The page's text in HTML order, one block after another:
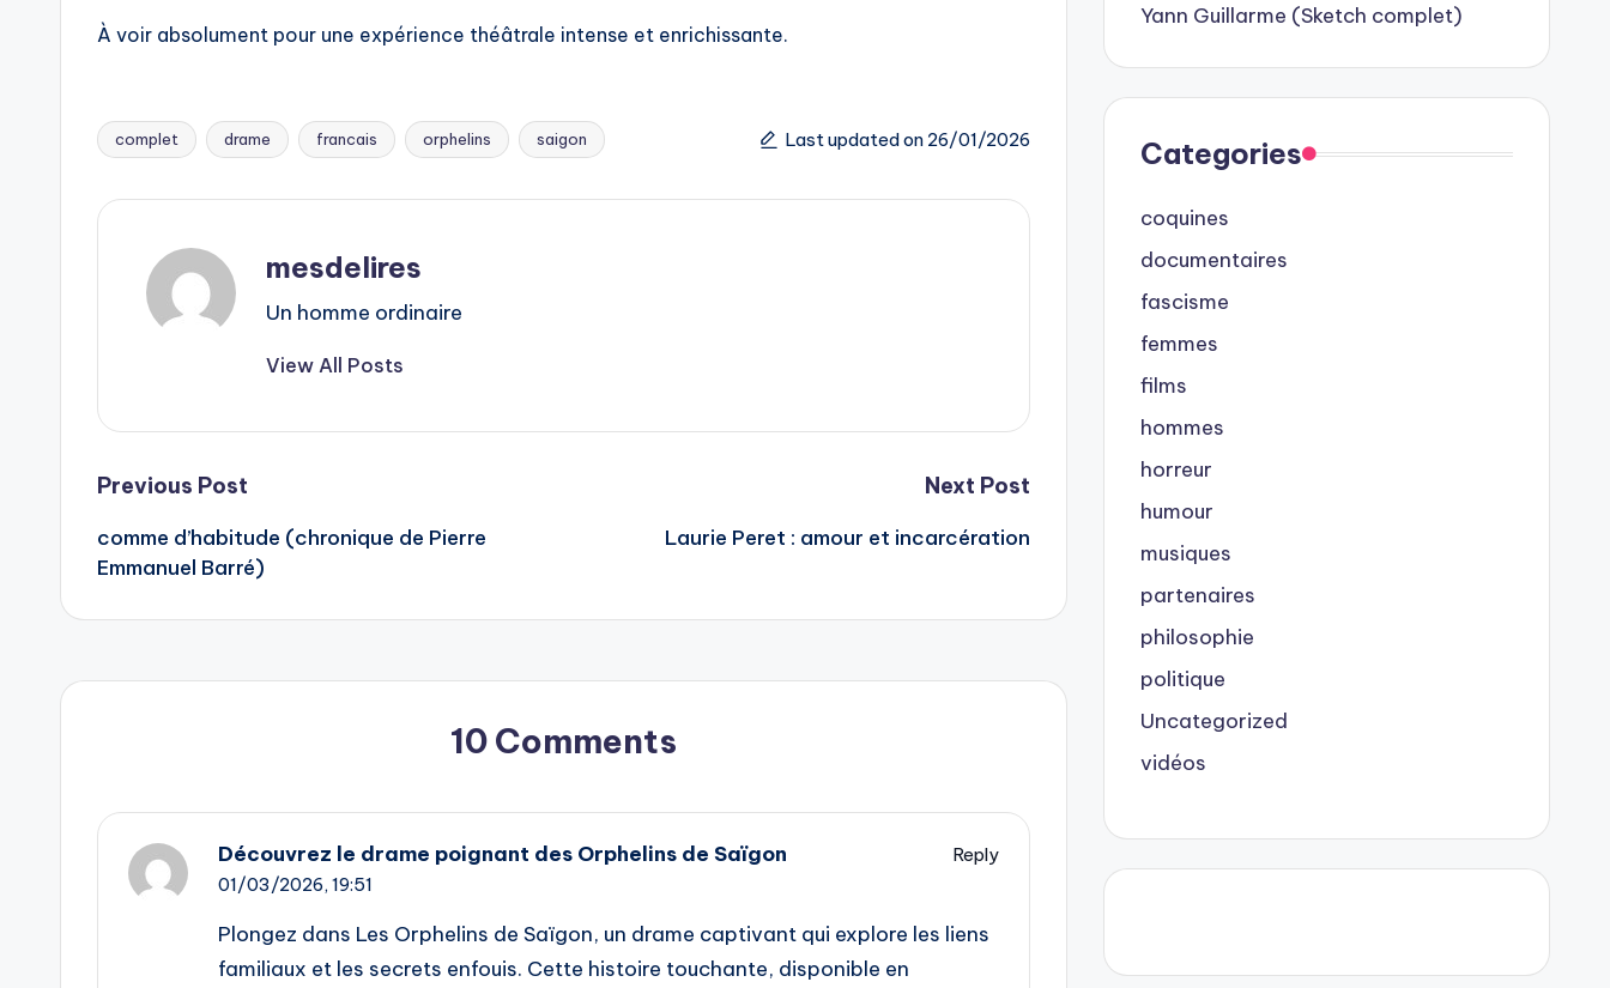
À voir absolument pour une expérience théâtrale intense et enrichissante.
Tags:
complet drame francais orphelins saigon Last updated on 26/01/2026
mesdelires
Un homme ordinaire
View All Posts
Post
navigation
Previous Post
comme d’habitude (chronique de Pierre
Emmanuel Barré)
Next Post
Laurie Peret : amour et incarcération
10 Comments
Découvrez le drame poignant des Orphelins de Saïgon
Reply
01/03/2026, 19:51
Plongez dans Les Orphelins de Saïgon, un drame captivant qui explore les liens
familiaux et les secrets enfouis. Cette histoire touchante, disponible en
Yann Guillarme (Sketch complet)
Categories
coquines
documentaires
fascisme
femmes
films
hommes
horreur
humour
musiques
partenaires
philosophie
politique
Uncategorized
vidéos